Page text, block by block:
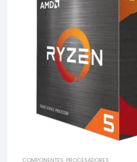
COMPONENTES, PROCESADORES